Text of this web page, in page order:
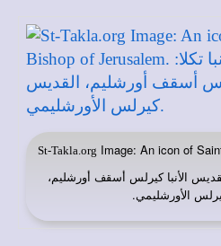
St-Takla.org Image: An icon of
الأنبا كيرلس أسقف أورشليم،
الأورشليمي.